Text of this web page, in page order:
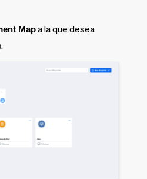
Mapa la que desea
.